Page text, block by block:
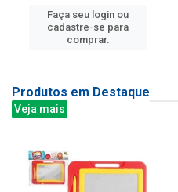
Faça seu login ou
cadastre-se para
comprar.
Produtos em Destaque
Veja mais